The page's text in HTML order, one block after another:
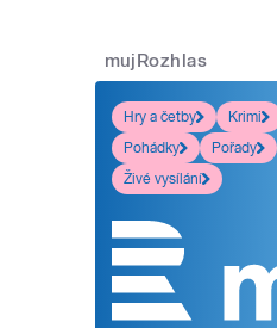
mujRozhlas
Hry a četby
Krimi
Pohádky
Pořady
Živé vysílání